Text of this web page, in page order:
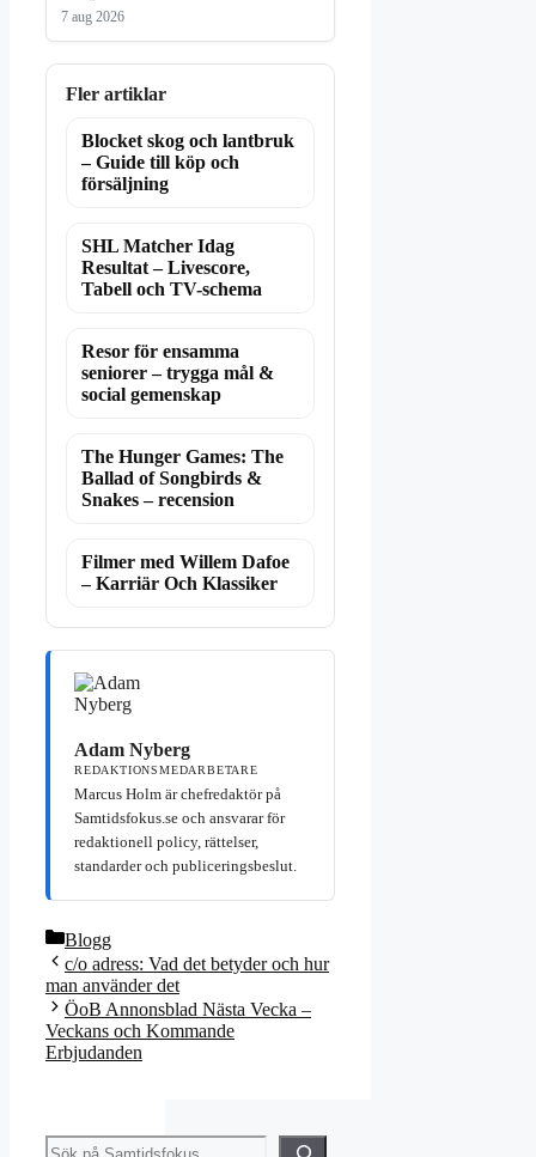
7 aug 2026
Fler artiklar
Blocket skog och lantbruk
– Guide till köp och
försäljning
SHL Matcher Idag
Resultat – Livescore,
Tabell och TV-schema
Resor för ensamma
seniorer – trygga mål &
social gemenskap
The Hunger Games: The
Ballad of Songbirds &
Snakes – recension
Filmer med Willem Dafoe
– Karriär Och Klassiker
Adam Nyberg
REDAKTIONSMEDARBETARE
Marcus Holm är chefredaktör på
Samtidsfokus.se och ansvarar för
redaktionell policy, rättelser,
standarder och publiceringsbeslut.
Kategorier
Blogg
c/o adress: Vad det betyder och hur
man använder det
ÖoB Annonsblad Nästa Vecka –
Veckans och Kommande
Erbjudanden
Sök